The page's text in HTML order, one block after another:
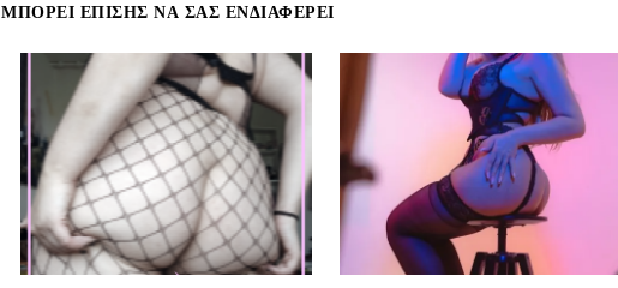
ΜΠΟΡΕΊ ΕΠΊΣΗΣ ΝΑ ΣΑΣ ΕΝΔΙΑΦΈΡΕΙ